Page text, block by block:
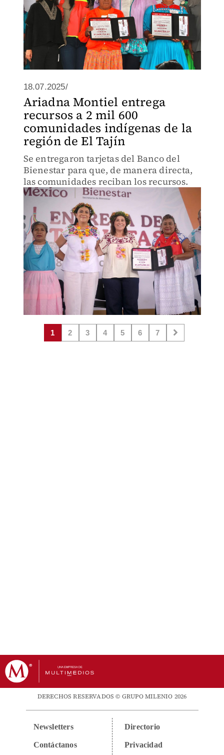
18.07.2025/
Ariadna Montiel entrega
recursos a 2 mil 600
comunidades indígenas de la
región de El Tajín
Se entregaron tarjetas del Banco del
Bienestar para que, de manera directa,
las comunidades reciban los recursos.
1 2 3 4 5 6 7
DERECHOS RESERVADOS © GRUPO MILENIO 2026
Newsletters
Contáctanos
Directorio
Privacidad